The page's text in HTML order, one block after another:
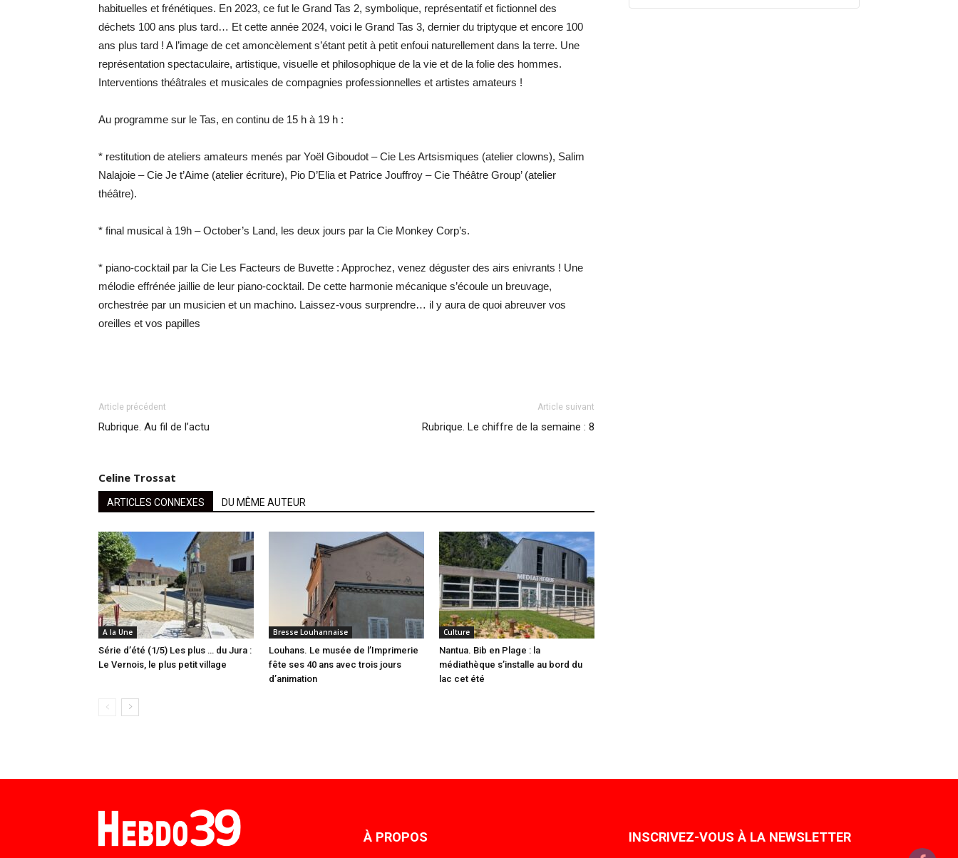
habituelles et frénétiques. En 2023, ce fut le Grand Tas 2, symbolique, représentatif et fictionnel des
déchets 100 ans plus tard… Et cette année 2024, voici le Grand Tas 3, dernier du triptyque et encore 100
ans plus tard ! A l’image de cet amoncèlement s’étant petit à petit enfoui naturellement dans la terre. Une
représentation spectaculaire, artistique, visuelle et philosophique de la vie et de la folie des hommes.
Interventions théâtrales et musicales de compagnies professionnelles et artistes amateurs !
Au programme sur le Tas, en continu de 15 h à 19 h :
* restitution de ateliers amateurs menés par Yoël Giboudot – Cie Les Artsismiques (atelier clowns), Salim
Nalajoie – Cie Je t’Aime (atelier écriture), Pio D’Elia et Patrice Jouffroy – Cie Théâtre Group’ (atelier
théâtre).
* final musical à 19h – October’s Land, les deux jours par la Cie Monkey Corp’s.
* piano-cocktail par la Cie Les Facteurs de Buvette : Approchez, venez déguster des airs enivrants ! Une
mélodie effrénée jaillie de leur piano-cocktail. De cette harmonie mécanique s’écoule un breuvage,
orchestrée par un musicien et un machino. Laissez-vous surprendre… il y aura de quoi abreuver vos
oreilles et vos papilles
Article précédent
Rubrique. Au fil de l’actu
Article suivant
Rubrique. Le chiffre de la semaine : 8
Celine Trossat
ARTICLES CONNEXES DU MÊME AUTEUR
A la Une
Série d’été (1/5) Les plus … du Jura :
Le Vernois, le plus petit village
Bresse Louhannaise
Louhans. Le musée de l’Imprimerie
fête ses 40 ans avec trois jours
d’animation
Culture
Nantua. Bib en Plage : la
médiathèque s’installe au bord du
lac cet été